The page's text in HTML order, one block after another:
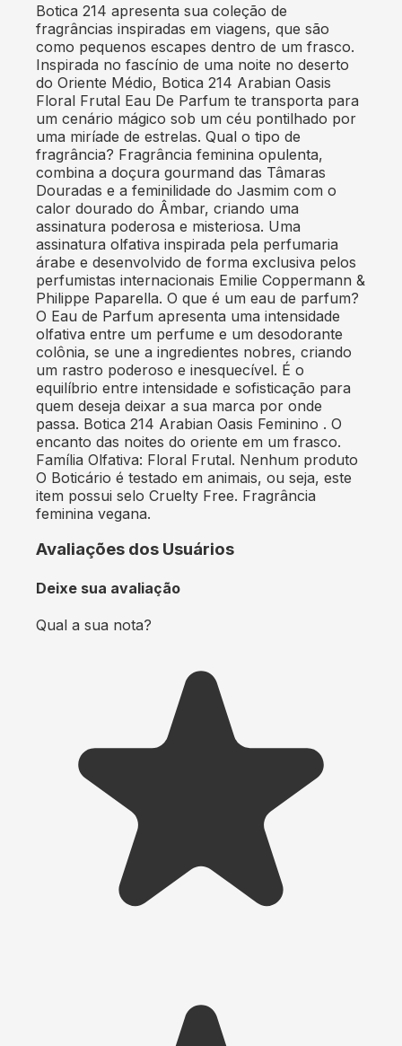
Botica 214 apresenta sua coleção de
fragrâncias inspiradas em viagens, que são
como pequenos escapes dentro de um frasco.
Inspirada no fascínio de uma noite no deserto
do Oriente Médio, Botica 214 Arabian Oasis
Floral Frutal Eau De Parfum te transporta para
um cenário mágico sob um céu pontilhado por
uma miríade de estrelas. Qual o tipo de
fragrância? Fragrância feminina opulenta,
combina a doçura gourmand das Tâmaras
Douradas e a feminilidade do Jasmim com o
calor dourado do Âmbar, criando uma
assinatura poderosa e misteriosa. Uma
assinatura olfativa inspirada pela perfumaria
árabe e desenvolvido de forma exclusiva pelos
perfumistas internacionais Emilie Coppermann &
Philippe Paparella. O que é um eau de parfum?
O Eau de Parfum apresenta uma intensidade
olfativa entre um perfume e um desodorante
colônia, se une a ingredientes nobres, criando
um rastro poderoso e inesquecível. É o
equilíbrio entre intensidade e sofisticação para
quem deseja deixar a sua marca por onde
passa. Botica 214 Arabian Oasis Feminino . O
encanto das noites do oriente em um frasco.
Família Olfativa: Floral Frutal. Nenhum produto
O Boticário é testado em animais, ou seja, este
item possui selo Cruelty Free. Fragrância
feminina vegana.
Avaliações dos Usuários
Deixe sua avaliação
Qual a sua nota?